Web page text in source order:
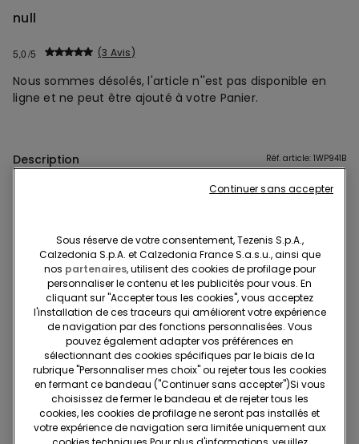
null
5,0 3 Avis
Nous sommes désolés, l'article n''est pas disponible en
ligne et ne peut être ajouté à votre Panier.
Description Réf. article: 1WP941B
Legging thermique effet jean skinny, conçu pour offrir le bon
enveloppe délicatement le corps, offrant une sensation agréable
de chaleur grâce au tissu thermique. La coupe près du corps et
l’effet push-up sculptent la silhouette de manière naturelle, sans
renoncer au confort. La forme slim suit les courbes du corps, en
garantissant confort et liberté de mouvement. Grâce à son
élasticité, le legging jean s’adapte facilement à la silhouette et
est donc adapté à des occasions diverses, du look quotidien à
celui plus recherché. Modèle à poches, passants de ceinture,
fermeture zippée et bouton.
En savoir plus
Composition et lavage
Livraisons et retours
Recherchez en boutique
Projet Be The Change : traçabilité
Sous réserve de votre consentement, Tezenis S.p.A.,
Calzedonia S.p.A. et Calzedonia France S.a.s.u., ainsi que
nos partenaires, utilisent des cookies de profilage pour
personnaliser le contenu et les publicités pour vous. En
cliquant sur "Accepter tous les cookies", vous acceptez
l'installation de ces traceurs qui améliorent votre expérience
de navigation par des fonctions personnalisées. Vous
pouvez également adapter vos préférences en
sélectionnant des cookies spécifiques par le biais de la
rubrique "Personnaliser mes choix" ou rejeter tous les cookies
en fermant ce bandeau ("Continuer sans accepter")​Si vous
choisissez de fermer le bandeau et de rejeter tous les
cookies, les cookies de profilage ne seront pas installés et
votre expérience de navigation sera limitée uniquement aux
Continuer sans accepter